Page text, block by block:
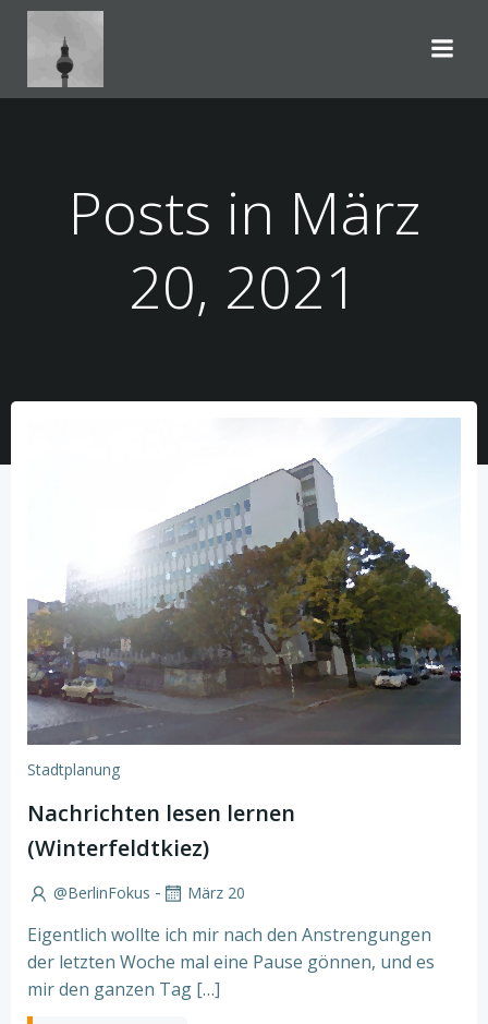
Posts in März
20, 2021
Stadtplanung
Nachrichten lesen lernen
(Winterfeldtkiez)
@BerlinFokus - März 20
Eigentlich wollte ich mir nach den Anstrengungen
der letzten Woche mal eine Pause gönnen, und es
mir den ganzen Tag […]